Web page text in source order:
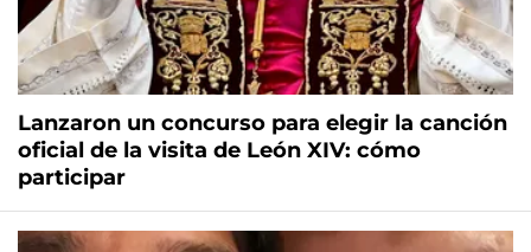
Lanzaron un concurso para elegir la canción
oficial de la visita de León XIV: cómo
participar